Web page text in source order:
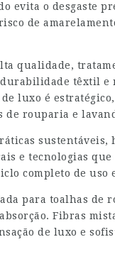
evita o desgaste
de
qualidade,
têxtil e
luxo é
de rouparia e
e tecnologias
completo de uso
para toalhas
Fibras
de luxo e